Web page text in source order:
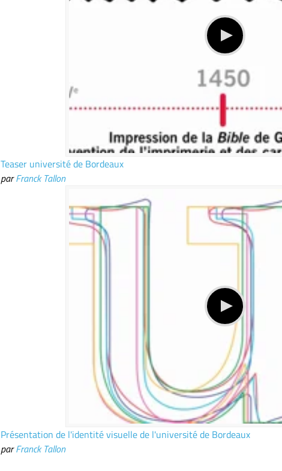
Teaser université de Bordeaux
parFranck Tallon
Présentation de l'identité visuelle de l'université de Bordeaux
parFranck Tallon